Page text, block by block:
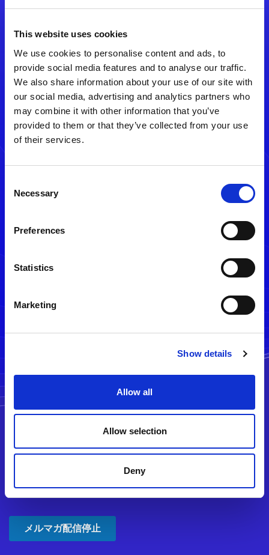
This website uses cookies
We use cookies to personalise content and ads, to
provide social media features and to analyse our traffic.
We also share information about your use of our site with
our social media, advertising and analytics partners who
may combine it with other information that you’ve
provided to them or that they’ve collected from your use
of their services.
Selection
Necessary
Preferences
Statistics
Marketing
Show details
Allow all
Allow selection
Deny
ある可能性があります。
メールアドレスをご確認のうえ、
再度手続きを行ってください。
メルマガ配信停止